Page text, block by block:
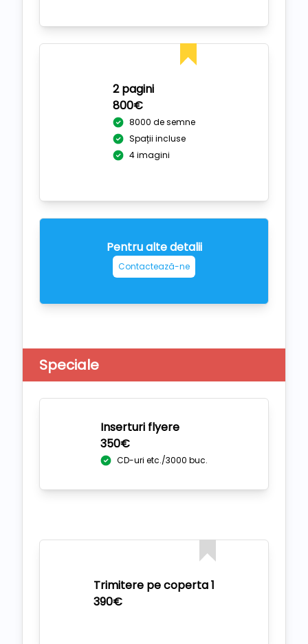
2 pagini
800€
8000 de semne
Spații incluse
4 imagini
Pentru alte detalii
Contactează-ne
Speciale
Inserturi flyere
350€
CD-uri etc./3000 buc.
Trimitere pe coperta 1
390€